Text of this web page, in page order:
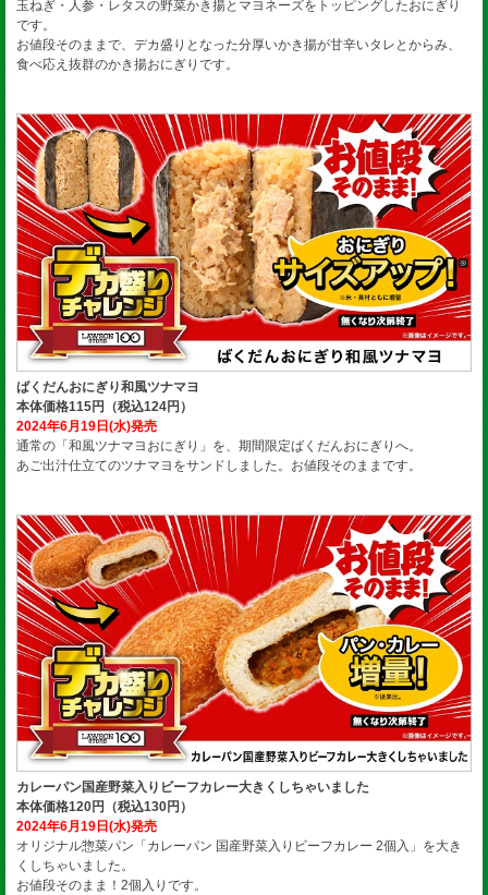
玉ねぎ・人参・レタスの野菜かき揚とマヨネーズをトッピングしたおにぎり
です。
お値段そのままで、デカ盛りとなった分厚いかき揚が甘辛いタレとからみ、
食べ応え抜群のかき揚おにぎりです。
ばくだんおにぎり和風ツナマヨ
本体価格115円（税込124円）
2024年6月19日(水)発売
通常の「和風ツナマヨおにぎり」を、期間限定ばくだんおにぎりへ。
あご出汁仕立てのツナマヨをサンドしました。お値段そのままです。
カレーパン国産野菜入りビーフカレー大きくしちゃいました
本体価格120円（税込130円）
2024年6月19日(水)発売
オリジナル惣菜パン「カレーパン 国産野菜入りビーフカレー 2個入」を大き
くしちゃいました。
お値段そのまま！2個入りです。